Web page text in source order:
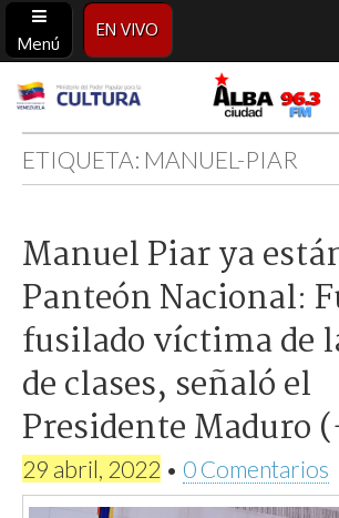
Menú
EN VIVO
Alba
Ciudad
96.3
FM
ETIQUETA: MANUEL-PIAR
Manuel Piar ya
Panteón Nacional:
fusilado víctima de
de clases, señaló el
Presidente Maduro
29 abril, 2022 • 0 Comentarios